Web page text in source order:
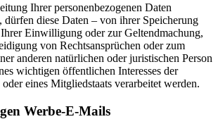
Ihrer personenbezogenen Daten
dürfen diese Daten – von ihrer Speicherung
Einwilligung oder zur Geltendmachung,
von Rechtsansprüchen oder zum
anderen natürlichen oder juristischen Person
wichtigen öffentlichen Interesses der
eines Mitgliedstaats verarbeitet werden.
Werbe-E-Mails